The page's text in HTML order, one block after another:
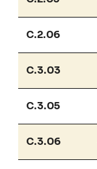
C.2.06
C.3.03
C.3.05
C.3.06